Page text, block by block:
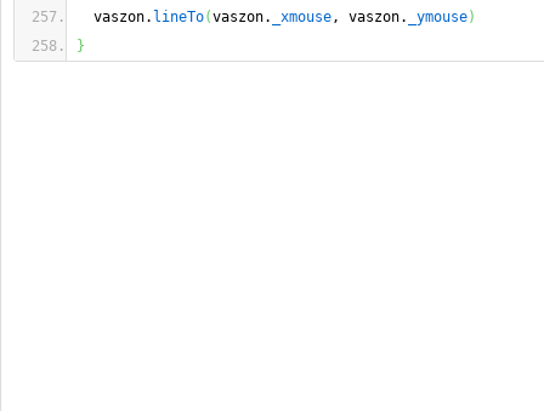
vaszon. lineTo(vaszon. _xmouse, vaszon. _ymouse)
}